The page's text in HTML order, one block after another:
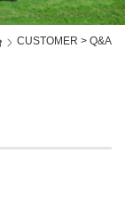
CUSTOMER > Q&A